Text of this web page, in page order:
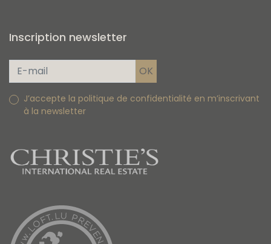
Inscription newsletter
J’accepte la politique de confidentialité en m’inscrivant
à la newsletter